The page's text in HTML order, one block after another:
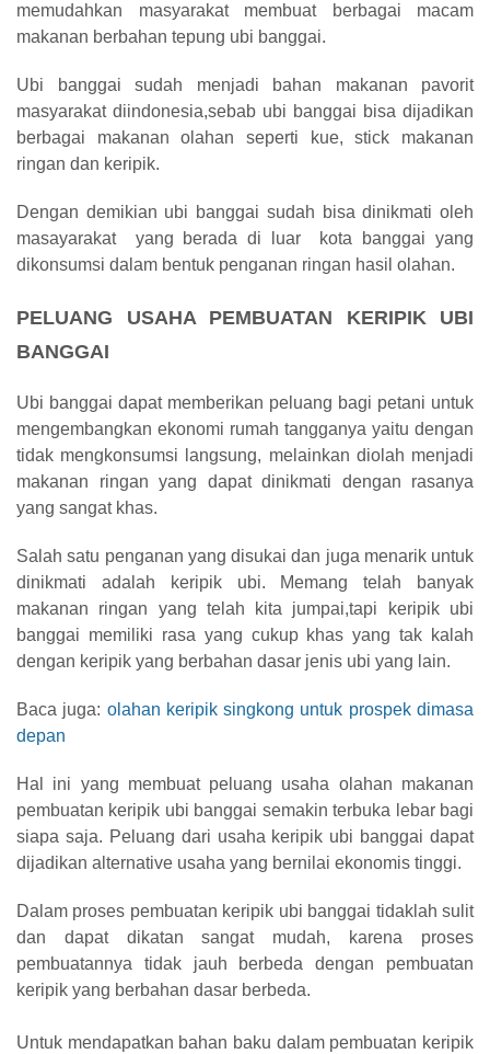
memudahkan masyarakat membuat berbagai macam
makanan berbahan tepung ubi banggai.
Ubi banggai sudah menjadi bahan makanan pavorit
masyarakat diindonesia,sebab ubi banggai bisa dijadikan
berbagai makanan olahan seperti kue, stick makanan
ringan dan keripik.
Dengan demikian ubi banggai sudah bisa dinikmati oleh
masayarakat yang berada di luar kota banggai yang
dikonsumsi dalam bentuk penganan ringan hasil olahan.
PELUANG USAHA PEMBUATAN KERIPIK UBI
BANGGAI
Ubi banggai dapat memberikan peluang bagi petani untuk
mengembangkan ekonomi rumah tangganya yaitu dengan
tidak mengkonsumsi langsung, melainkan diolah menjadi
makanan ringan yang dapat dinikmati dengan rasanya
yang sangat khas.
Salah satu penganan yang disukai dan juga menarik untuk
dinikmati adalah keripik ubi. Memang telah banyak
makanan ringan yang telah kita jumpai,tapi keripik ubi
banggai memiliki rasa yang cukup khas yang tak kalah
dengan keripik yang berbahan dasar jenis ubi yang lain.
Baca juga: olahan keripik singkong untuk prospek dimasa
depan
Hal ini yang membuat peluang usaha olahan makanan
pembuatan keripik ubi banggai semakin terbuka lebar bagi
siapa saja. Peluang dari usaha keripik ubi banggai dapat
dijadikan alternative usaha yang bernilai ekonomis tinggi.
Dalam proses pembuatan keripik ubi banggai tidaklah sulit
dan dapat dikatan sangat mudah, karena proses
pembuatannya tidak jauh berbeda dengan pembuatan
keripik yang berbahan dasar berbeda.
Untuk mendapatkan bahan baku dalam pembuatan keripik